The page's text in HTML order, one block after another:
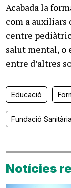
Acabada la
com a auxiliars
centre
salut mental, o
entre d’altres
Educació
Fundació
Notícies